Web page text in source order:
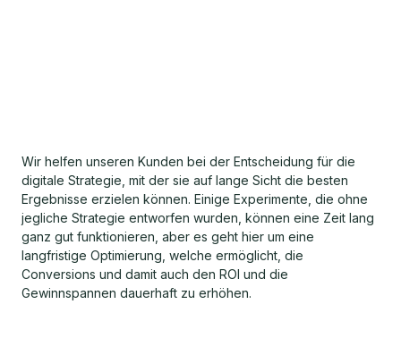
Wir helfen unseren Kunden bei der Entscheidung für die
digitale Strategie, mit der sie auf lange Sicht die besten
Ergebnisse erzielen können. Einige Experimente, die ohne
jegliche Strategie entworfen wurden, können eine Zeit lang
ganz gut funktionieren, aber es geht hier um eine
langfristige Optimierung, welche ermöglicht, die
Conversions und damit auch den ROI und die
Gewinnspannen dauerhaft zu erhöhen.